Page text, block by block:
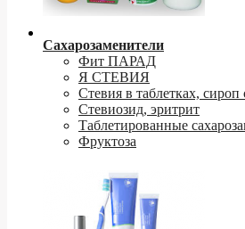
Сахарозаменители
Фит ПАРАД
Я СТЕВИЯ
Стевия в таблетках,
Стевиозид, эритрит
Таблетированные
Фруктоза